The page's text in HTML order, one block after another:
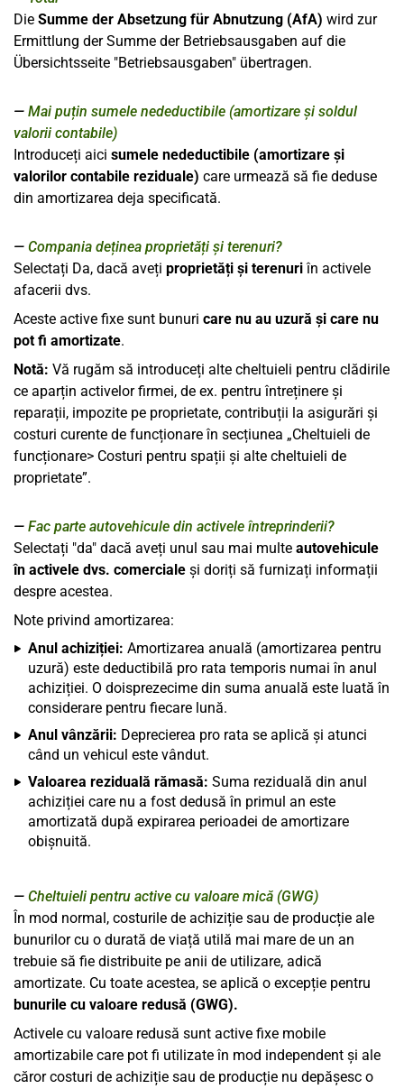
Die Summe der Absetzung für Abnutzung (AfA) wird zur
Ermittlung der Summe der Betriebsausgaben auf die
Übersichtsseite "Betriebsausgaben" übertragen.
Mai puțin sumele nedeductibile (amortizare și soldul
valorii contabile)
Introduceți aici sumele nedeductibile (amortizare și
valorilor contabile reziduale) care urmează să fie deduse
din amortizarea deja specificată.
Compania deținea proprietăți și terenuri?
Selectați Da, dacă aveți proprietăți și terenuriîn activele
afacerii dvs.
Aceste active fixe sunt bunuri care nu au uzură și care nu
pot fi amortizate.
Notă: Vă rugăm să introduceți alte cheltuieli pentru clădirile
ce aparțin activelor firmei, de ex. pentru întreținere și
reparații, impozite pe proprietate, contribuții la asigurări și
costuri curente de funcționare în secțiunea „Cheltuieli de
funcționare> Costuri pentru spații și alte cheltuieli de
proprietate”.
Fac parte autovehicule din activele întreprinderii?
Selectați "da" dacă aveți unul sau mai multe autovehicule
în activele dvs. comerciale și doriți să furnizați informații
despre acestea.
Note privind amortizarea:
Anul achiziției: Amortizarea anuală (amortizarea pentru
uzură) este deductibilă pro rata temporis numai în anul
achiziției. O doisprezecime din suma anuală este luată în
considerare pentru fiecare lună.
Anul vânzării: Deprecierea pro rata se aplică și atunci
când un vehicul este vândut.
Valoarea reziduală rămasă: Suma reziduală din anul
achiziției care nu a fost dedusă în primul an este
amortizată după expirarea perioadei de amortizare
obișnuită.
Cheltuieli pentru active cu valoare mică (GWG)
În mod normal, costurile de achiziție sau de producție ale
bunurilor cu o durată de viață utilă mai mare de un an
trebuie să fie distribuite pe anii de utilizare, adică
amortizate. Cu toate acestea, se aplică o excepție pentru
bunurile cu valoare redusă (GWG).
Activele cu valoare redusă sunt active fixe mobile
amortizabile care pot fi utilizate în mod independent și ale
căror costuri de achiziție sau de producție nu depășesc o